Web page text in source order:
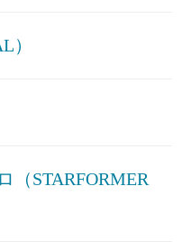
）
（STARFORMER